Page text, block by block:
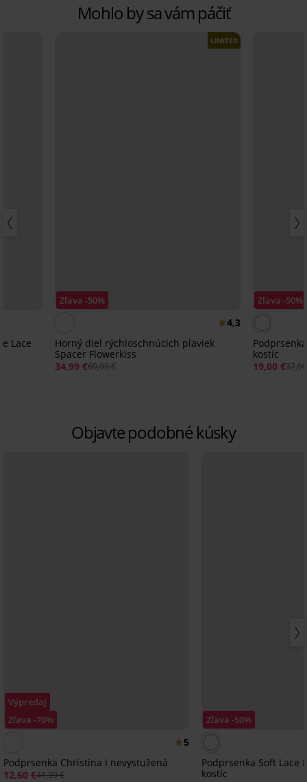
Mohlo by sa vám páčiť
Lace
Zľava -50%
LIMITED
4,3
Horný diel rýchloschnúcich plaviek
Spacer Flowerkiss
34,99 €69,99 €
Zľava -50%
kostíc
19,00 €
Objavte podobné kúsky
Výpredaj
Zľava -70%
5
Podprsenka Christina I nevystužená
12,60 €41,99 €
Zľava -50%
Podprsenka Soft Lace
kostíc